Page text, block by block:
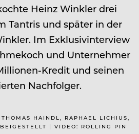
Heinz Winkler drei
Tantris und später in der
Im Exklusivinterview
und Unternehmer
Kredit und seinen
Nachfolger.
HAINDL, RAPHAEL LICHIUS,
| VIDEO: ROLLING PIN